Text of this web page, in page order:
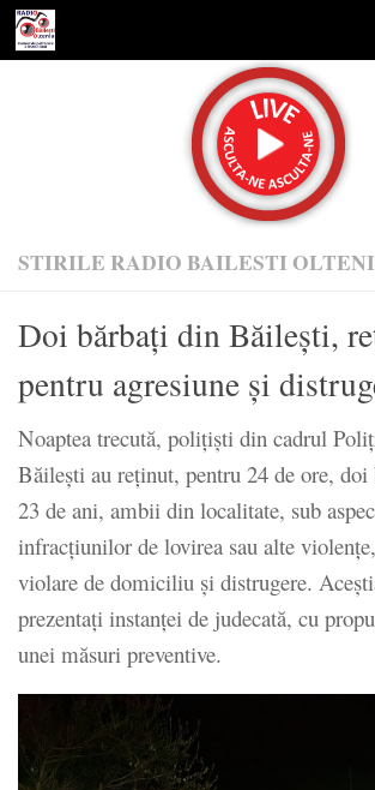
Skip to content
STIRILE RADIO BAILESTI
Doi bărbați din Băilești,
pentru agresiune și
Noaptea trecută, poliţişti din cadrul
Băilești au reţinut, pentru 24 de ore, doi
23 de ani, ambii din localitate, sub
infracţiunilor de lovirea sau alte
violare de domiciliu și distrugere.
prezentaţi instanţei de judecată, cu
unei măsuri preventive.